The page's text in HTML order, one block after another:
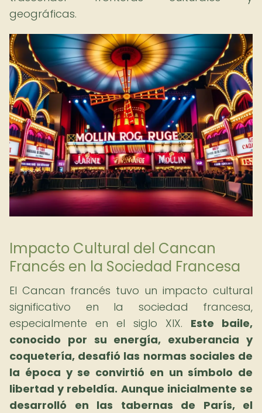
geográficas.
Impacto Cultural del Cancan
Francés en la Sociedad Francesa
El Cancan francés tuvo un impacto cultural
significativo en la sociedad francesa,
especialmente en el siglo XIX. Este baile,
conocido por su energía, exuberancia y
coquetería, desafió las normas sociales de
la época y se convirtió en un símbolo de
libertad y rebeldía. Aunque inicialmente se
desarrolló en las tabernas de París, el